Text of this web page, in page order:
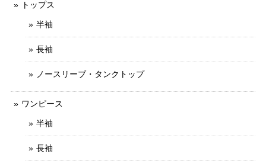
トップス
半袖
長袖
ノースリーブ・タンクトップ
ワンピース
半袖
長袖